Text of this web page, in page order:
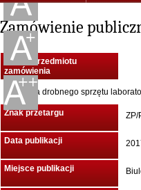
Zamówienie
Nazwa przedmiotu
zamówienia
Dostawa drobnego sprzętu
Znak przetargu ZP/
Data publikacji
Miejsce publikacji